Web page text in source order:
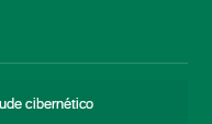
cibernético